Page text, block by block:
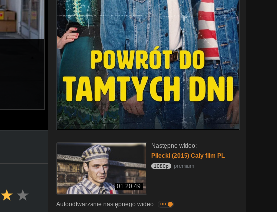
01:20:49
Następne wideo:
Pilecki (2015) Cały film PL
1080p premium
Autoodtwarzanie następnego wideo on